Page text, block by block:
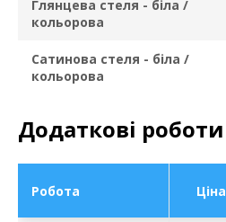
Глянцева стеля - біла /
кольорова
Сатинова стеля - біла /
кольорова
Додаткові роботи
Робота Ціна